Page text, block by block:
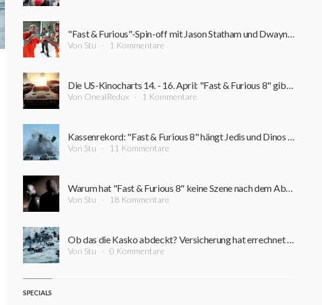
"Fast & Furious"-Spin-off mit Jason Statham und Dwayne Johnson scheinbar in Arbeit
Von Stu 1 Kommentare
Von OnealRedux 1 Kommentare
Von Stu 11 Kommentare
Von Stu 18 Kommentare
Von Stu 0 Kommentare
SPECIALS